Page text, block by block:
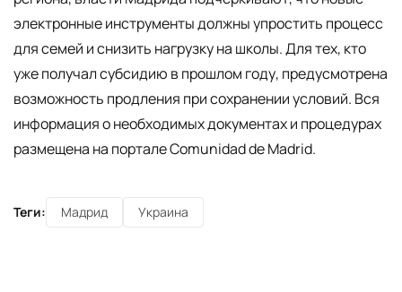
электронные инструменты должны упростить процесс
для семей и снизить нагрузку на школы. Для тех, кто
уже получал субсидию в прошлом году, предусмотрена
возможность продления при сохранении условий. Вся
информация о необходимых документах и процедурах
размещена на портале Comunidad de Madrid.
Теги: Мадрид Украина